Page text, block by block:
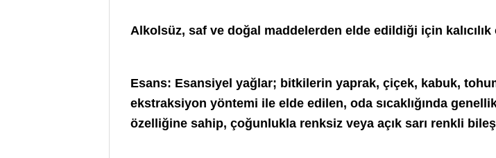
Alkolsüz, saf ve doğal maddelerden elde edildiği için
Esans: Esansiyel yağlar; bitkilerin yaprak, çiçek, kabuk,
ekstraksiyon yöntemi ile elde edilen, oda sıcaklığında
özelliğine sahip, çoğunlukla renksiz veya açık sarı renkli